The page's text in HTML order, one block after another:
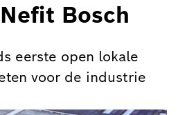
Bosch
eerste open lokale
voor de industrie